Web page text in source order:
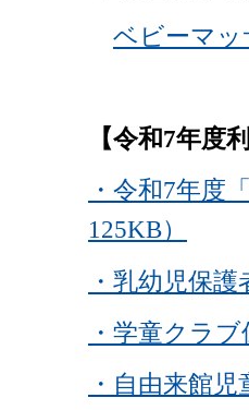
ベビーマッ
【令和7年度
・令和7年度
125KB）
・乳幼児保
・学童クラ
・自由来館